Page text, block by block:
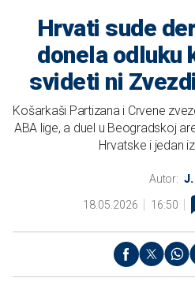
Hrvati sude
donela odluku
svideti ni
Košarkaši Partizana i Crvene
ABA lige, a duel u Beogradskoj
Hrvatske i jedan
Autor: J.
18.05.2026 16:50